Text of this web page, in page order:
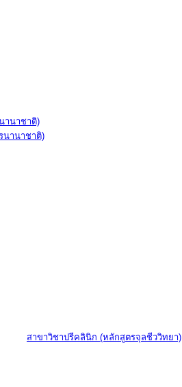
านาชาติ)
นานาชาติ)
สาขาวิชาปรีคลินิก (หลักสูตรจุลชีววิทยา)